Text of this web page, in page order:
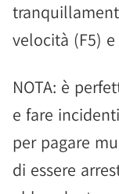
velocità (F5)
NOTA: è
e fare
per pagare
di essere